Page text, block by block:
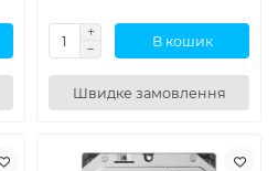
В кошик
Швидке замовлення